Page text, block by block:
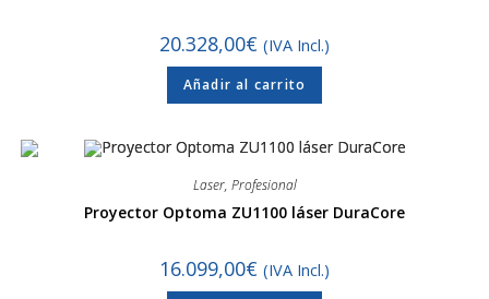
20.328,00€ (IVA Incl.)
Añadir al carrito
Laser, Profesional
Proyector Optoma ZU1100 láser DuraCore
16.099,00€ (IVA Incl.)